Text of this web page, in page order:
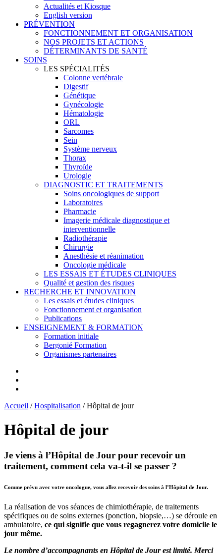
Actualités et Kiosque
English version
PRÉVENTION
FONCTIONNEMENT ET ORGANISATION
NOS PROJETS ET ACTIONS
DÉTERMINANTS DE SANTÉ
SOINS
LES SPÉCIALITÉS
Colonne vertébrale
Digestif
Génétique
Gynécologie
Hématologie
ORL
Sarcomes
Sein
Système nerveux
Thorax
Thyroïde
Urologie
DIAGNOSTIC ET TRAITEMENTS
Soins oncologiques de support
Laboratoires
Pharmacie
Imagerie médicale diagnostique et
interventionnelle
Radiothérapie
Chirurgie
Anesthésie et réanimation
Oncologie médicale
LES ESSAIS ET ÉTUDES CLINIQUES
Qualité et gestion des risques
RECHERCHE ET INNOVATION
Les essais et études cliniques
Fonctionnement et organisation
Publications
ENSEIGNEMENT & FORMATION
Formation initiale
Bergonié Formation
Organismes partenaires
Accueil /Hospitalisation /Hôpital de jour
Hôpital de jour
Je viens à l’Hôpital de Jour pour recevoir un
traitement, comment cela va-t-il se passer ?
Comme prévu avec votre oncologue, vous allez recevoir des soins à l’Hôpital de Jour.
La réalisation de vos séances de chimiothérapie, de traitements
spécifiques ou de soins externes (ponction, biopsie,…) se déroule en
ambulatoire, ce qui signifie que vous regagnerez votre domicile le
jour même.
Le nombre d’accompagnants en Hôpital de Jour est limité. Merci